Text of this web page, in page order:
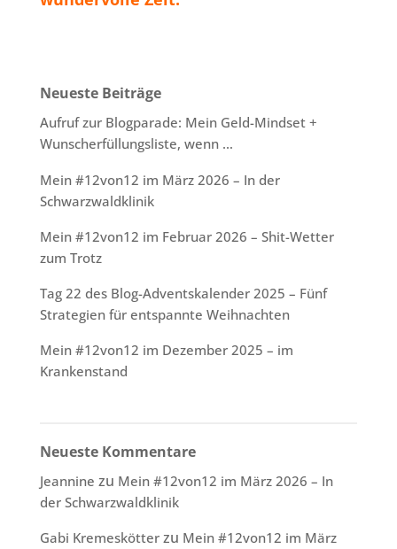
Neueste Beiträge
Aufruf zur Blogparade: Mein Geld-Mindset +
Wunscherfüllungsliste, wenn …
Mein #12von12 im März 2026 – In der
Schwarzwaldklinik
Mein #12von12 im Februar 2026 – Shit-Wetter
zum Trotz
Tag 22 des Blog-Adventskalender 2025 – Fünf
Strategien für entspannte Weihnachten
Mein #12von12 im Dezember 2025 – im
Krankenstand
Neueste Kommentare
Jeannine zu Mein #12von12 im März 2026 – In
der Schwarzwaldklinik
Gabi Kremeskötterzu Mein #12von12 im März